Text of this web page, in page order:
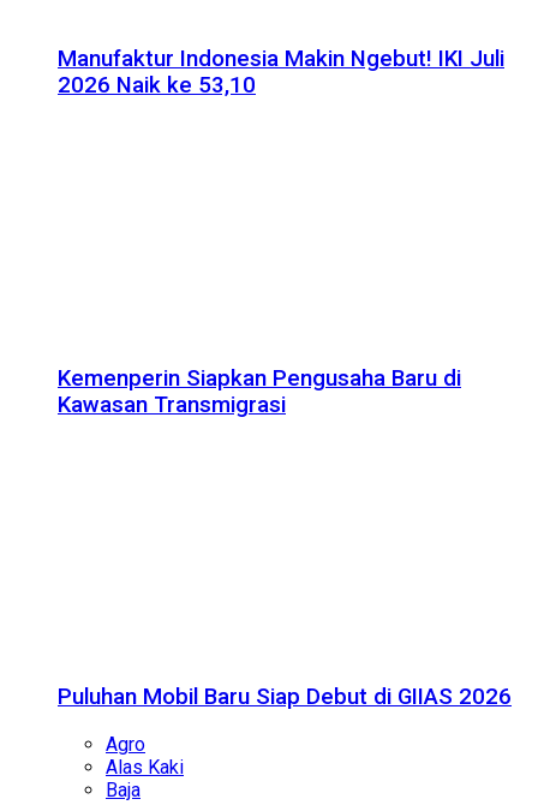
Manufaktur Indonesia Makin Ngebut! IKI Juli
2026 Naik ke 53,10
Kemenperin Siapkan Pengusaha Baru di
Kawasan Transmigrasi
Puluhan Mobil Baru Siap Debut di GIIAS 2026
Agro
Alas Kaki
Baja